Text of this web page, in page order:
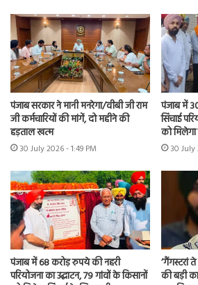
पंजाब सरकार ने मानी मनरेगा/वीबी जी राम
जी कर्मचारियों की मांगें, दो महीने की
हड़ताल खत्म
30 July 2026 - 1:49 PM
पंजाब में
सिंचाई
को
30 July
पंजाब में 68 करोड़ रुपये की नहरी
परियोजना का उद्घाटन, 79 गांवों के किसानों
‘गैंगस्टरां
की बड़ी